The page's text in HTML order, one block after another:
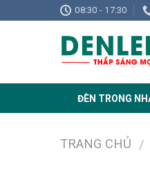
to
08:30 - 17:30
ĐÈN TRONG
TRANG CHỦ /